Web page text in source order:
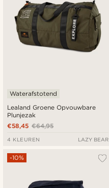
Lealand Groene Opvouwbare
Plunjezak
Waterafstotend
€64,95
€58,45
4 KLEUREN LAZY BEAR
-10%